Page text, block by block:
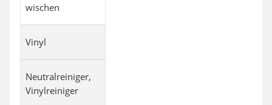
wischen
Vinyl
Neutralreiniger,
Vinylreiniger